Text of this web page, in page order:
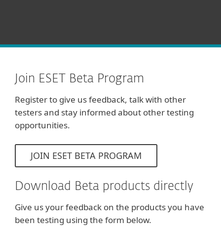
Join ESET Beta Program
Register to give us feedback, talk with other
testers and stay informed about other testing
opportunities.
JOIN ESET BETA PROGRAM
Download Beta products directly
Give us your feedback on the products you have
been testing using the form below.